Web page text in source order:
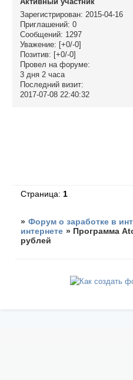
Зарегистрирован: 2015-04-16
Приглашений: 0
Сообщений: 1297
Уважение: [+0/-0]
Позитив: [+0/-0]
Провел на форуме:
3 дня 2 часа
Последний визит:
2017-07-08 22:40:32
Страница: 1
» Форум о заработке в
интернете » Программа
рублей